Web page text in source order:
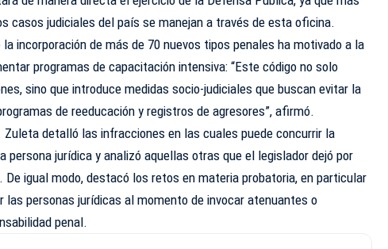
casos judiciales del país se manejan a través de esta oficina.
la incorporación de más de 70 nuevos tipos penales ha motivado a la
programas de capacitación intensiva: “Este código no solo
sino que introduce medidas socio-judiciales que buscan evitar la
de reeducación y registros de agresores”, afirmó.
Zuleta detalló las infracciones en las cuales puede concurrir la
persona jurídica y analizó aquellas otras que el legislador dejó por
De igual modo, destacó los retos en materia probatoria, en particular
las personas jurídicas al momento de invocar atenuantes o
penal.